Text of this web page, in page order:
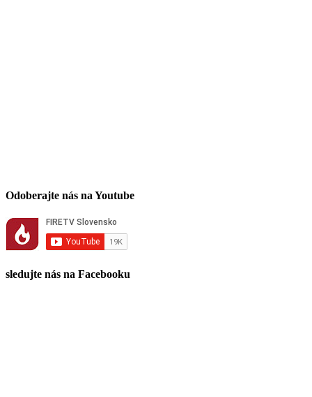
Odoberajte nás na Youtube
sledujte nás na Facebooku